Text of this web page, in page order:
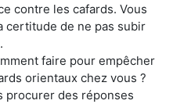
contre les cafards. Vous
certitude de ne pas subir
faire pour empêcher
orientaux chez vous ?
procurer des réponses